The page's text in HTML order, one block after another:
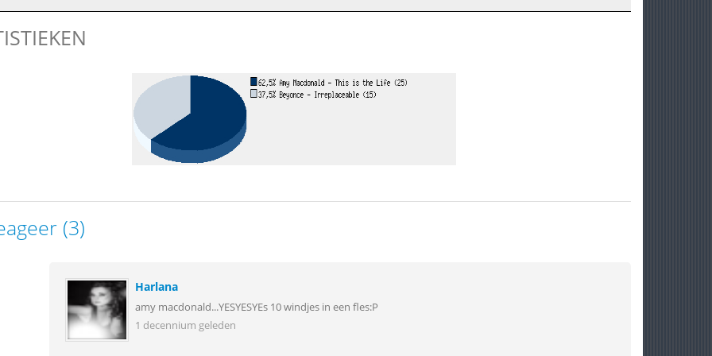
(3)
Harlana
amy macdonald...YESYESYEs 10 windjes in een fles:P
1 decennium geleden